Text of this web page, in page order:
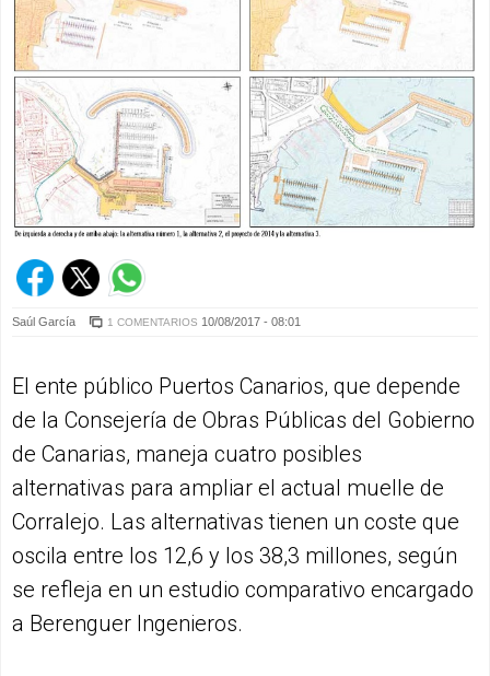
Saúl García 1 COMENTARIOS 10/08/2017 - 08:01
El ente público Puertos Canarios, que depende
de la Consejería de Obras Públicas del Gobierno
de Canarias, maneja cuatro posibles
alternativas para ampliar el actual muelle de
Corralejo. Las alternativas tienen un coste que
oscila entre los 12,6 y los 38,3 millones, según
se refleja en un estudio comparativo encargado
a Berenguer Ingenieros.